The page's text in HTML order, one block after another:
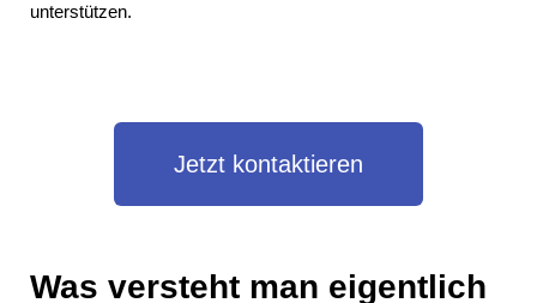
unterstützen.
Jetzt kontaktieren
Was versteht man eigentlich